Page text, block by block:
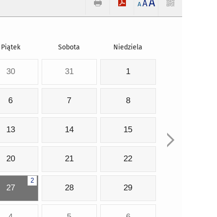
A AA
Piątek Sobota Niedziela
30 31 1
6 7 8
13 14 15
20 21 22
2
27 28 29